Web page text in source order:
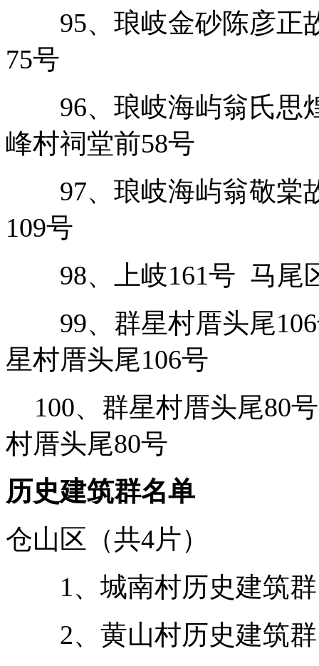
95、琅岐金砂陈彦正
75号
96、琅岐海屿翁氏思
峰村祠堂前58号
97、琅岐海屿翁敬棠
109号
98、上岐161号 马尾
99、群星村厝头尾106
星村厝头尾106号
100、群星村厝头尾80
村厝头尾80号
历史建筑群名单
仓山区（共4片）
1、城南村历史建筑群
2、黄山村历史建筑群